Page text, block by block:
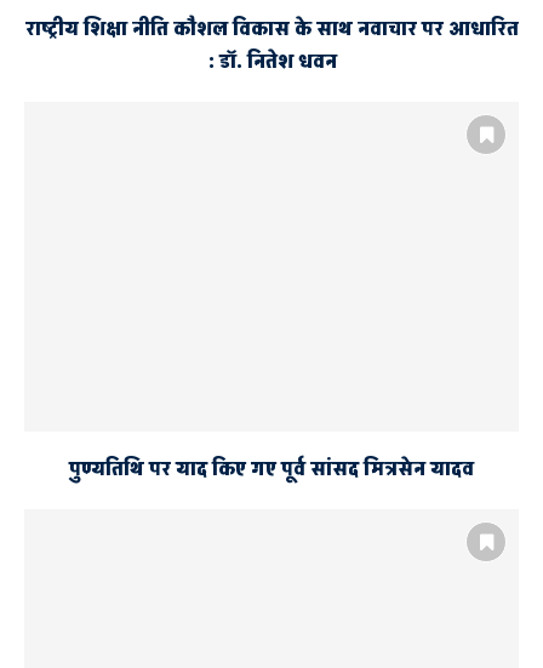
राष्ट्रीय शिक्षा नीति कौशल विकास के साथ नवाचार पर आधारित
: डॉ. नितेश धवन
पुण्यतिथि पर याद किए गए पूर्व सांसद मित्रसेन यादव